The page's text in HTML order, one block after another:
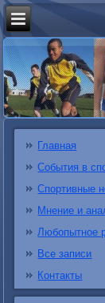
Главная
События в
Спортивные
Мнение и
Любопытное
Все записи
Контакты